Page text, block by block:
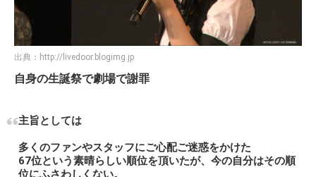
出典： http://livedoor.blogimg.jp
自身の生誕祭で劇場で謝罪
主旨としては
多くのファンやスタッフにご心配ご迷惑をかけた
67位という素晴らしい順位を頂いたが、今の自分はその順
位にふさわしくない。